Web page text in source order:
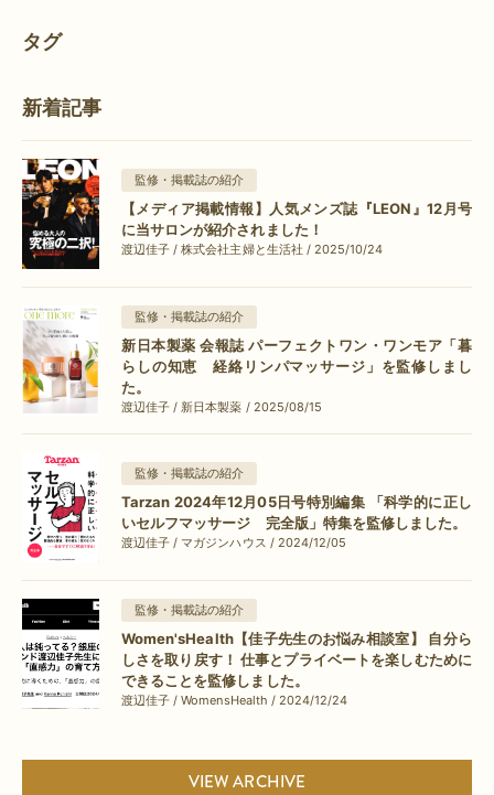
タグ
新着記事
監修・掲載誌の紹介
【メディア掲載情報】人気メンズ誌『LEON』12月号
に当サロンが紹介されました！
渡辺佳子 / 株式会社主婦と生活社 / 2025/10/24
監修・掲載誌の紹介
新日本製薬 会報誌 パーフェクトワン・ワンモア「暮
らしの知恵 経絡リンパマッサージ」を監修しまし
た。
渡辺佳子 / 新日本製薬 / 2025/08/15
監修・掲載誌の紹介
Tarzan 2024年12月05日号特別編集 「科学的に正し
いセルフマッサージ 完全版」特集を監修しました。
渡辺佳子 / マガジンハウス / 2024/12/05
監修・掲載誌の紹介
Women'sHealth【佳子先生のお悩み相談室】 自分ら
しさを取り戻す！ 仕事とプライベートを楽しむために
できることを監修しました。
渡辺佳子 / WomensHealth / 2024/12/24
VIEW ARCHIVE